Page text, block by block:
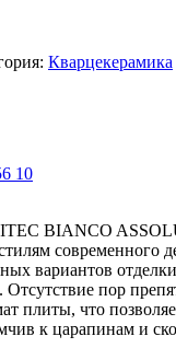
Кварцекерамика
10
BIANCO
современного
вариантов
Отсутствие пор
плиты, что
к царапинам и